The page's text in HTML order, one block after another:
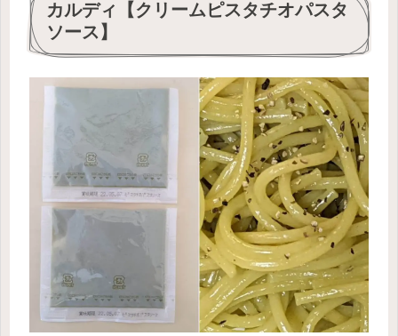
カルディ【クリームピスタチオパスタ
ソース】